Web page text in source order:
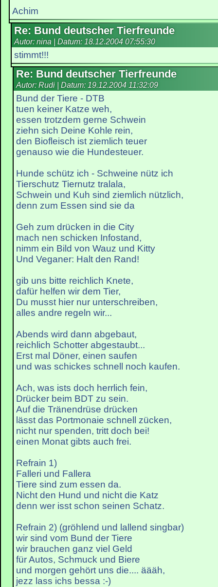
Achim
Re: Bund deutscher Tierfreunde
Autor: nina | Datum: 18.12.2004 07:55:30
stimmt!!!
Re: Bund deutscher Tierfreunde
Autor: Rudi | Datum: 19.12.2004 11:32:09
Bund der Tiere - DTB
tuen keiner Katze weh,
essen trotzdem gerne Schwein
ziehn sich Deine Kohle rein,
den Biofleisch ist ziemlich teuer
genauso wie die Hundesteuer.
Hunde schütz ich - Schweine nütz ich
Tierschutz Tiernutz tralala,
Schwein und Kuh sind ziemlich nützlich,
denn zum Essen sind sie da
Geh zum drücken in die City
mach nen schicken Infostand,
nimm ein Bild von Wauz und Kitty
Und Veganer: Halt den Rand!
gib uns bitte reichlich Knete,
dafür helfen wir dem Tier,
Du musst hier nur unterschreiben,
alles andre regeln wir...
Abends wird dann abgebaut,
reichlich Schotter abgestaubt...
Erst mal Döner, einen saufen
und was schickes schnell noch kaufen.
Ach, was ists doch herrlich fein,
Drücker beim BDT zu sein.
Auf die Tränendrüse drücken
lässt das Portmonaie schnell zücken,
nicht nur spenden, tritt doch bei!
einen Monat gibts auch frei.
Refrain 1)
Falleri und Fallera
Tiere sind zum essen da.
Nicht den Hund und nicht die Katz
denn wer isst schon seinen Schatz.
Refrain 2) (gröhlend und lallend singbar)
wir sind vom Bund der Tiere
wir brauchen ganz viel Geld
für Autos, Schmuck und Biere
und morgen gehört uns die.... äääh,
jezz lass ichs bessa :-)